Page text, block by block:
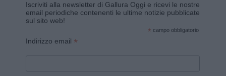
Iscriviti alla newsletter di Gallura Oggi e ricevi le nostre
email periodiche contenenti le ultime notizie pubblicate
sul sito web!
* campo obbligatorio
Indirizzo email *